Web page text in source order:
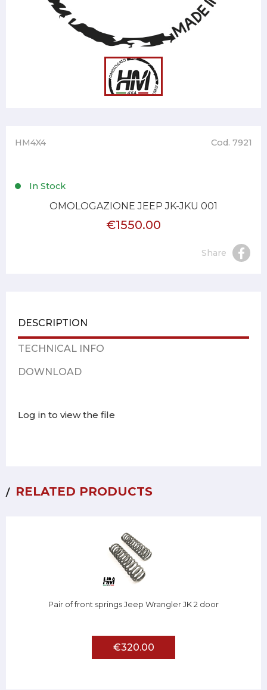
HM4X4 Cod. 7921
In Stock
OMOLOGAZIONE JEEP JK-JKU 001
€1550.00
Share
DESCRIPTION
TECHNICAL INFO
DOWNLOAD
Log in to view the file
RELATED PRODUCTS
Pair of front springs Jeep Wrangler JK 2 door
€320.00